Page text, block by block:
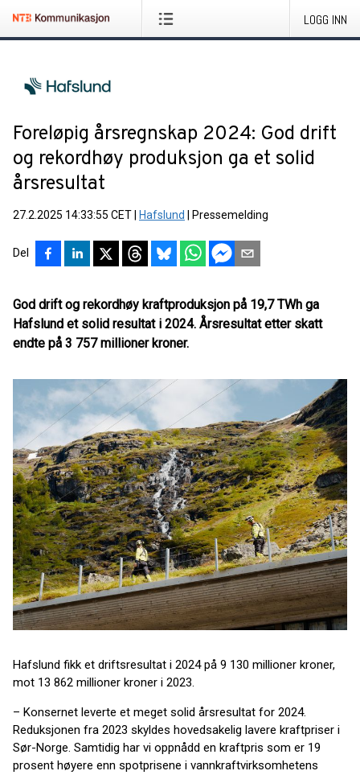
LOGG INN
Foreløpig årsregnskap 2024: God drift
og rekordhøy produksjon ga et solid
årsresultat
27.2.2025 14:33:55 CET Hafslund Pressemelding
Del
God drift og rekordhøy kraftproduksjon på 19,7 TWh ga
Hafslund et solid resultat i 2024. Årsresultat etter skatt
endte på 3 757 millioner kroner.
Hafslund fikk et driftsresultat i 2024 på 9 130 millioner kroner,
mot 13 862 millioner kroner i 2023.
– Konsernet leverte et meget solid årsresultat for 2024.
Reduksjonen fra 2023 skyldes hovedsakelig lavere kraftpriser i
Sør-Norge. Samtidig har vi oppnådd en kraftpris som er 19
prosent høyere enn spotprisene i vannkraftvirksomhetens